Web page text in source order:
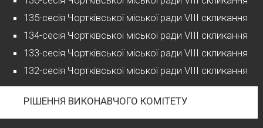
135-сесія Чортківської міської ради VIII скликання
134-сесія Чортківської міської ради VIII скликання
133-сесія Чортківської міської ради VIII скликання
132-сесія Чортківської міської ради VIII скликання
РІШЕННЯ ВИКОНАВЧОГО КОМІТЕТУ